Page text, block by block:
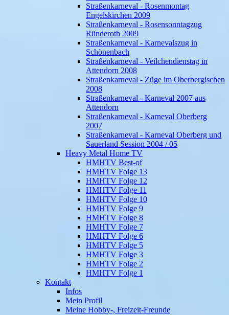
Straßenkarneval - Rosenmontag
Engelskirchen 2009
Straßenkarneval - Rosensonntagzug
Ründeroth 2009
Straßenkarneval - Karnevalszug in
Schönenbach
Straßenkarneval - Veilchendienstag in
Attendorn 2008
Straßenkarneval - Züge im Oberbergischen
2008
Straßenkarneval - Karneval 2007 aus
Attendorn
Straßenkarneval - Karneval Oberberg
2007
Straßenkarneval - Karneval Oberberg und
Sauerland Session 2004 / 05
Heavy Metal Home TV
HMHTV Best-of
HMHTV Folge 13
HMHTV Folge 12
HMHTV Folge 11
HMHTV Folge 10
HMHTV Folge 9
HMHTV Folge 8
HMHTV Folge 7
HMHTV Folge 6
HMHTV Folge 5
HMHTV Folge 3
HMHTV Folge 2
HMHTV Folge 1
Kontakt
Infos
Mein Profil
Meine Hobby-, Freizeit-Freunde